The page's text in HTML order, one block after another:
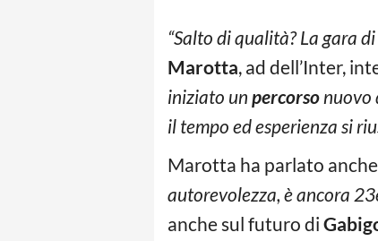
“Salto di qualità? La gara
Marotta, ad dell’Inter,
iniziato un percorso nuovo
il tempo ed esperienza si
Marotta ha parlato
autorevolezza, è ancora
anche sul futuro di